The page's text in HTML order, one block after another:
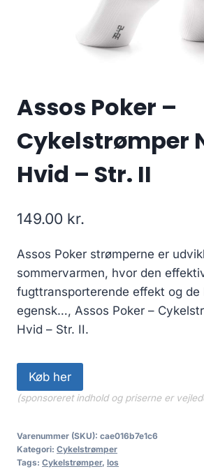
Assos Poker –
Cykelstrømper
Hvid – Str. II
149.00 kr.
Assos Poker strømperne er
sommervarmen, hvor den
fugttransporterende effekt og de
egensk…, Assos Poker –
Hvid – Str. II.
Køb her
(sponsoreret indhold og priserne er
Varenummer (SKU): cae016b7e1c6
Kategori: Cykelstrømper
Tags: Cykelstrømper, los